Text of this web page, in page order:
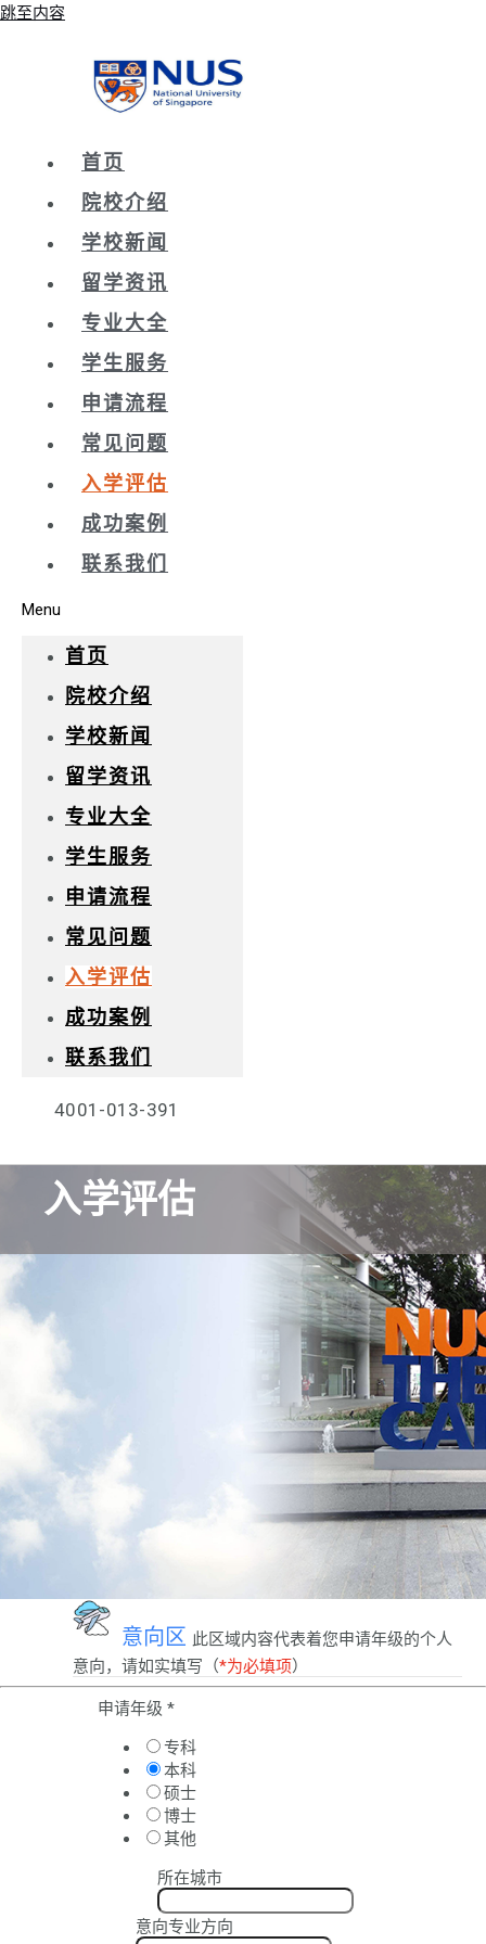
跳至内容
首页
院校介绍
学校新闻
留学资讯
专业大全
学生服务
申请流程
常见问题
入学评估
成功案例
联系我们
Menu
首页
院校介绍
学校新闻
留学资讯
专业大全
学生服务
申请流程
常见问题
入学评估
成功案例
联系我们
4001-013-391
入学评估
意向区 此区域内容代表着您申请年级的个人
意向，请如实填写（*为必填项）
申请年级 *
专科
本科
硕士
博士
其他
所在城市
意向专业方向